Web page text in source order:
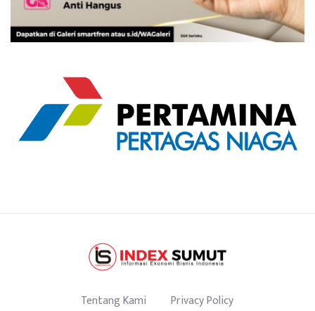
Tentang Kami
Privacy Policy